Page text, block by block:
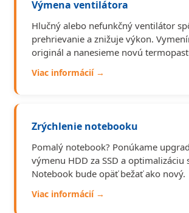
Výmena ventilátora
Hlučný alebo nefunkčný ventilátor
prehrievanie a znižuje výkon.
originál a nanesieme novú
Viac informácií →
Zrýchlenie notebooku
Pomalý notebook? Ponúkame
výmenu HDD za SSD a optimalizáciu
Notebook bude opäť bežať ako nový.
Viac informácií →